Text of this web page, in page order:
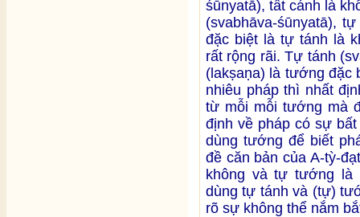
śūnyatā), tất cánh là
(svabhāva-śūnyatā),
đặc biệt là tự tánh là
rất rộng rãi. Tự tánh
(lakṣaṇa) là tướng đặc
nhiêu pháp thì nhất
từ mỗi mỗi tướng mà
định về pháp có sự
dùng tướng để biết
đề căn bản của A-tỳ-
không và tự tướng là
dùng tự tánh và (tự)
rõ sự không thể nắm